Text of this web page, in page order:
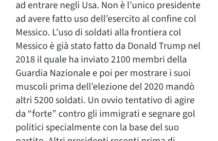
ad entrare negli Usa. Non è l’unico presidente
ad avere fatto uso dell’esercito al confine col
Messico. L’uso di soldati alla frontiera col
Messico è già stato fatto da Donald Trump nel
2018 il quale ha inviato 2100 membri della
Guardia Nazionale e poi per mostrare i suoi
muscoli prima dell’elezione del 2020 mandò
altri 5200 soldati. Un ovvio tentativo di agire
da “forte” contro gli immigrati e segnare gol
politici specialmente con la base del suo